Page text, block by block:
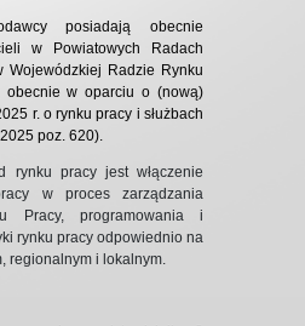
posiadają obecnie
w Powiatowych Radach
Wojewódzkiej Radzie Rynku
obecnie w oparciu o (nową)
r. o rynku pracy i służbach
poz. 620).
rynku pracy jest włączenie
w proces zarządzania
Pracy, programowania i
rynku pracy odpowiednio na
regionalnym i lokalnym.